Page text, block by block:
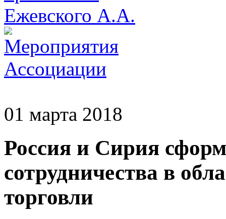
01 марта 2018
Россия и Сирия
сотрудничества в
торговли